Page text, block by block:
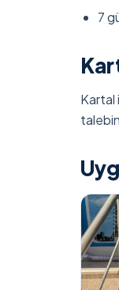
7
Kartal